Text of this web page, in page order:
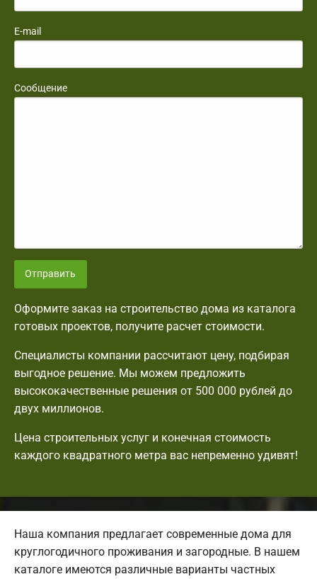
E-mail
Сообщение
Отправить
Оформите заказ на строительство дома из каталога
готовых проектов, получите расчет стоимости.
Специалисты компании рассчитают цену, подбирая
выгодное решение. Мы можем предложить
высококачественные решения от 500 000 рублей до
двух миллионов.
Цена строительных услуг и конечная стоимость
каждого квадратного метра вас непременно удивят!
Наша компания предлагает современные дома для
круглогодичного проживания и загородные. В нашем
каталоге имеются различные варианты частных